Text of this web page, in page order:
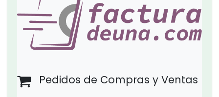
Pedidos de Compras y Ventas